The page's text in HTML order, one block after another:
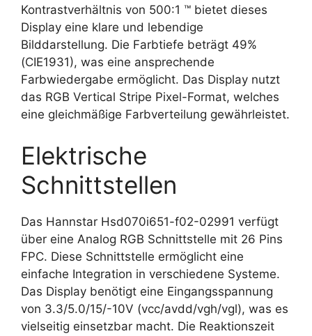
Kontrastverhältnis von 500:1 ™ bietet dieses
Display eine klare und lebendige
Bilddarstellung. Die Farbtiefe beträgt 49%
(CIE1931), was eine ansprechende
Farbwiedergabe ermöglicht. Das Display nutzt
das RGB Vertical Stripe Pixel-Format, welches
eine gleichmäßige Farbverteilung gewährleistet.
Elektrische
Schnittstellen
Das Hannstar Hsd070i651-f02-02991 verfügt
über eine Analog RGB Schnittstelle mit 26 Pins
FPC. Diese Schnittstelle ermöglicht eine
einfache Integration in verschiedene Systeme.
Das Display benötigt eine Eingangsspannung
von 3.3/5.0/15/-10V (vcc/avdd/vgh/vgl), was es
vielseitig einsetzbar macht. Die Reaktionszeit